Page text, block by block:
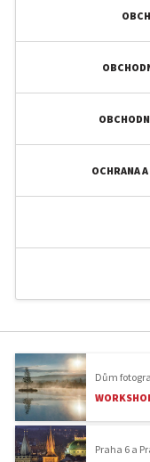
OCHRANA
Dům
Praha 6 a